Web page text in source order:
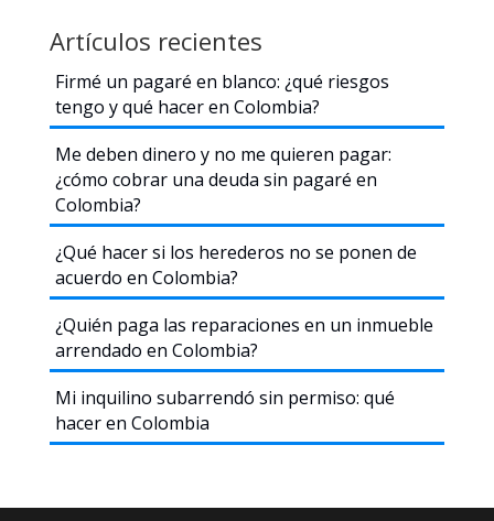
Artículos recientes
Firmé un pagaré en blanco: ¿qué riesgos
tengo y qué hacer en Colombia?
Me deben dinero y no me quieren pagar:
¿cómo cobrar una deuda sin pagaré en
Colombia?
¿Qué hacer si los herederos no se ponen de
acuerdo en Colombia?
¿Quién paga las reparaciones en un inmueble
arrendado en Colombia?
Mi inquilino subarrendó sin permiso: qué
hacer en Colombia